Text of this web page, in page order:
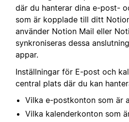
där du hanterar dina e-post-
som är kopplade till ditt
använder Notion Mail eller
synkroniseras dessa
appar.
Inställningar för E-post och
central plats där du kan
Vilka e-postkonton som är
Vilka kalenderkonton som